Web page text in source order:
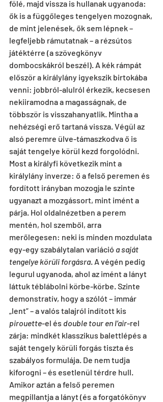
fölé, majd vissza is hullanak ugyanoda:
ők is a függőleges tengelyen mozognak,
de mint jelenések, ők sem lépnek –
legfeljebb rámutatnak – a rézsútos
játéktérre (a szövegkönyv
dombocskákról beszél). A kék rámpát
először a királylány igyekszik birtokába
venni: jobbról-alulról érkezik, kecsesen
nekiiramodna a magasságnak, de
többször is visszahanyatlik. Mintha a
nehézségi erő tartaná vissza. Végül az
alsó peremre ülve-támaszkodva ő is
saját tengelye körül kezd forgolódni.
Most a királyfi következik mint a
királylány inverze: ő a felső peremen és
fordított irányban mozogja le szinte
ugyanazt a mozgássort, mint imént a
párja. Hol oldalnézetben a perem
mentén, hol szemből, arra
merőlegesen: neki is minden mozdulata
egy-egy szabálytalan variáció a saját
tengelye körüli forgásra. A végén pedig
legurul ugyanoda, ahol az imént a lányt
láttuk téblábolni körbe-körbe. Szinte
demonstratív, hogy a szólót – immár
„lent” – a valós talajról indított kis
pirouette-el és double tour en l’air-rel
zárja: mindkét klasszikus balettlépés a
saját tengely körüli forgás tiszta és
szabályos formulája. De nem tudja
kiforogni – és esetlenül térdre hull.
Amikor aztán a felső peremen
megpillantja a lányt (és a forgatókönyv